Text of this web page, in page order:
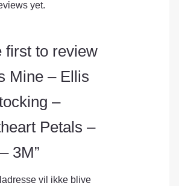
yet.
first to review
Mine – Ellis
–
Petals –
3M”
vil ikke blive